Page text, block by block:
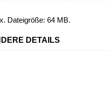
Dateigröße: 64 MB.
DETAILS